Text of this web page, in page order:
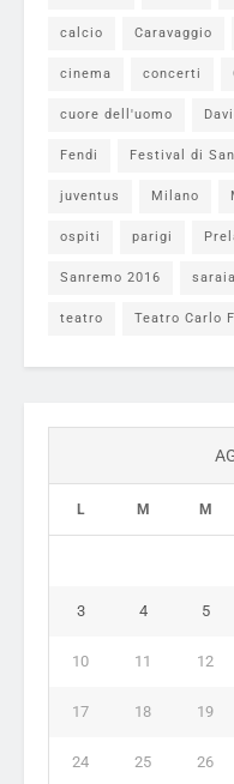
calcio Caravaggio
cinema concerti
cuore dell'uomo
Fendi Festival di
juventus Milano
ospiti parigi
Sanremo 2016
teatro Teatro Carlo
L M M
3 4 5
10 11 12
17 18 19
24 25 26